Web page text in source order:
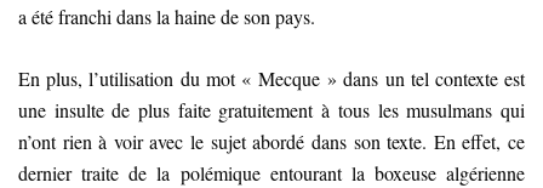
a été franchi dans la haine de son pays.
En plus, l’utilisation du mot « Mecque » dans un tel contexte est
une insulte de plus faite gratuitement à tous les musulmans qui
n’ont rien à voir avec le sujet abordé dans son texte. En effet, ce
dernier traite de la polémique entourant la boxeuse algérienne